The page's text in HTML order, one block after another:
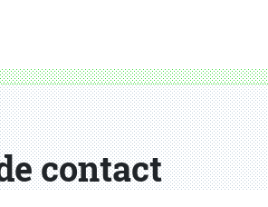
contact